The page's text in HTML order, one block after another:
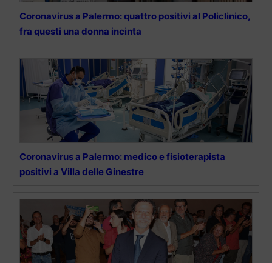
Coronavirus a Palermo: quattro positivi al Policlinico,
fra questi una donna incinta
Coronavirus a Palermo: medico e fisioterapista
positivi a Villa delle Ginestre